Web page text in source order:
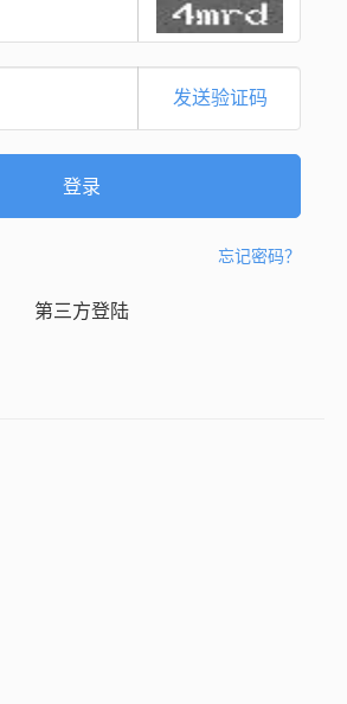
发送验证码
忘记密码？
第三方登陆